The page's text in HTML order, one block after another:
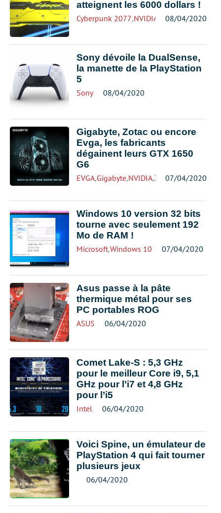
atteignent les 6000 dollars !
Cyberpunk 2077,NVIDIA 08/04/2020
Sony dévoile la DualSense,
la manette de la PlayStation
5
Sony 08/04/2020
Gigabyte, Zotac ou encore
Evga, les fabricants
dégainent leurs GTX 1650
G6
EVGA,Gigabyte,NVIDIA,Zotac07/04/2020
Windows 10 version 32 bits
tourne avec seulement 192
Mo de RAM !
Microsoft,Windows 10 07/04/2020
Asus passe à la pâte
thermique métal pour ses
PC portables ROG
ASUS 06/04/2020
Comet Lake-S : 5,3 GHz
pour le meilleur Core i9, 5,1
GHz pour l’i7 et 4,8 GHz
pour l’i5
Intel 06/04/2020
Voici Spine, un émulateur de
PlayStation 4 qui fait tourner
plusieurs jeux
06/04/2020